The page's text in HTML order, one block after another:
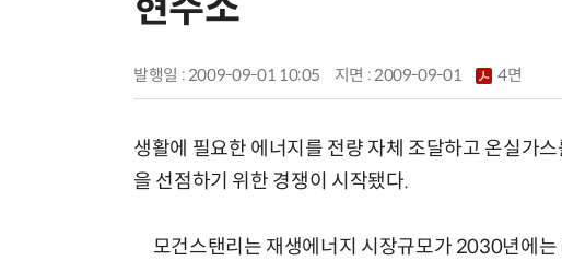
발행일 : 2009-09-01 10:05 지면 :2009-09-01 4면
생활에 필요한 에너지를 전량 자체 조달하고 온실가
을 선점하기 위한 경쟁이 시작됐다.
모건스탠리는 재생에너지 시장규모가 2030년에는